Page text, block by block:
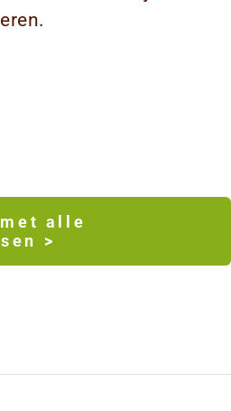
alle
>